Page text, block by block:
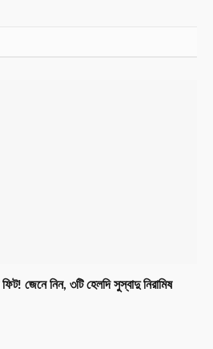
জেনে নিন, ৩টি হেলদি সুস্বাদু নিরামিষ